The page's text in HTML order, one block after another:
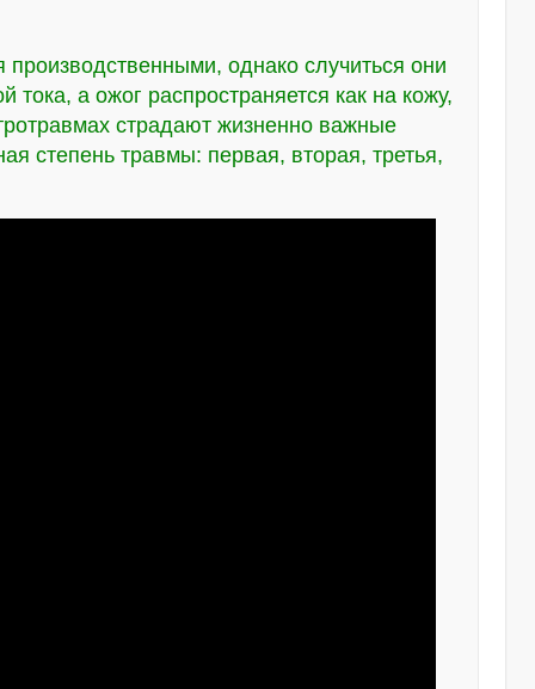
однако случиться они
а ожог распространяется как на кожу,
страдают жизненно важные
степень травмы: первая, вторая, третья,